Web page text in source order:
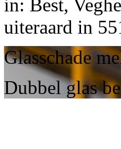
in: Best,
uiteraard in
Glasschade
Dubbel glas